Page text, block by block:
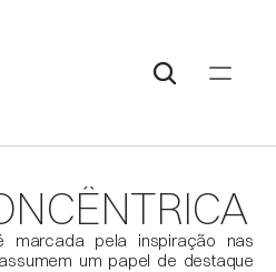
marcada pela inspiração nas
um papel de destaque